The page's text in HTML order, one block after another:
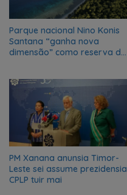
Parque nacional Nino Konis
Santana “ganha nova
dimensão” como reserva da
PM Xanana anunsia Timor-
Leste sei assume prezidensia
CPLP tuir mai